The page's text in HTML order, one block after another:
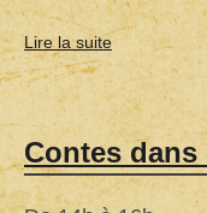
Lire la suitede
Sortie
Musée
olympique
et
trampoline
Contes